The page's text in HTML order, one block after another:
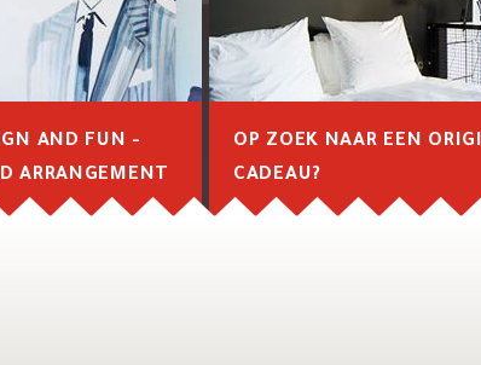
AND FUN -
ARRANGEMENT
OP ZOEK NAAR EEN
CADEAU?